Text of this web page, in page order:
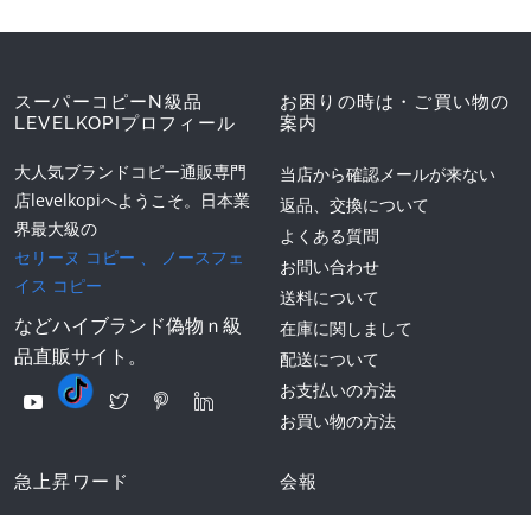
スーパーコピーN級品
LEVELKOPIプロフィール
大人気ブランドコピー通販専門
店levelkopiへようこそ。日本業
界最大級の
セリーヌ コピー 、
ノースフェ
イス コピー
などハイブランド偽物ｎ級
品直販サイト。
お困りの時は・ご買い物の
案内
当店から確認メールが来ない
返品、交換について
よくある質問
お問い合わせ
送料について
在庫に関しまして
配送について
お支払いの方法
お買い物の方法
急上昇ワード 会報